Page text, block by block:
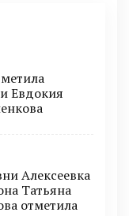
Евдокия
Алексеевка
Татьяна
отметила